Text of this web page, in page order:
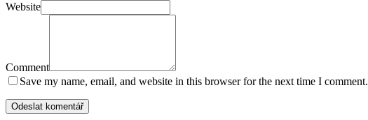
Website
Comment
Save my name, email, and website in this browser for the next time I comment.